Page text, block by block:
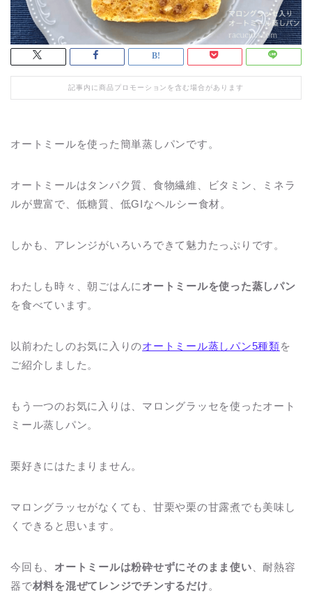
記事内に商品プロモーションを含む場合があります
オートミールを使った簡単蒸しパンです。
オートミールはタンパク質、食物繊維、ビタミン、ミネラ
ルが豊富で、低糖質、低GIなヘルシー食材。
しかも、アレンジがいろいろできて魅力たっぷりです。
わたしも時々、朝ごはんに オートミールを使った蒸しパン
を食べています。
以前わたしのお気に入りのオートミール蒸しパン5種類を
ご紹介しました。
もう一つのお気に入りは、マロングラッセを使ったオート
ミール蒸しパン。
栗好きにはたまりません。
マロングラッセがなくても、甘栗や栗の甘露煮でも美味し
くできると思います。
今回も、 オートミールは粉砕せずにそのまま使い 、耐熱容
器で材料を混ぜてレンジでチンするだけ。